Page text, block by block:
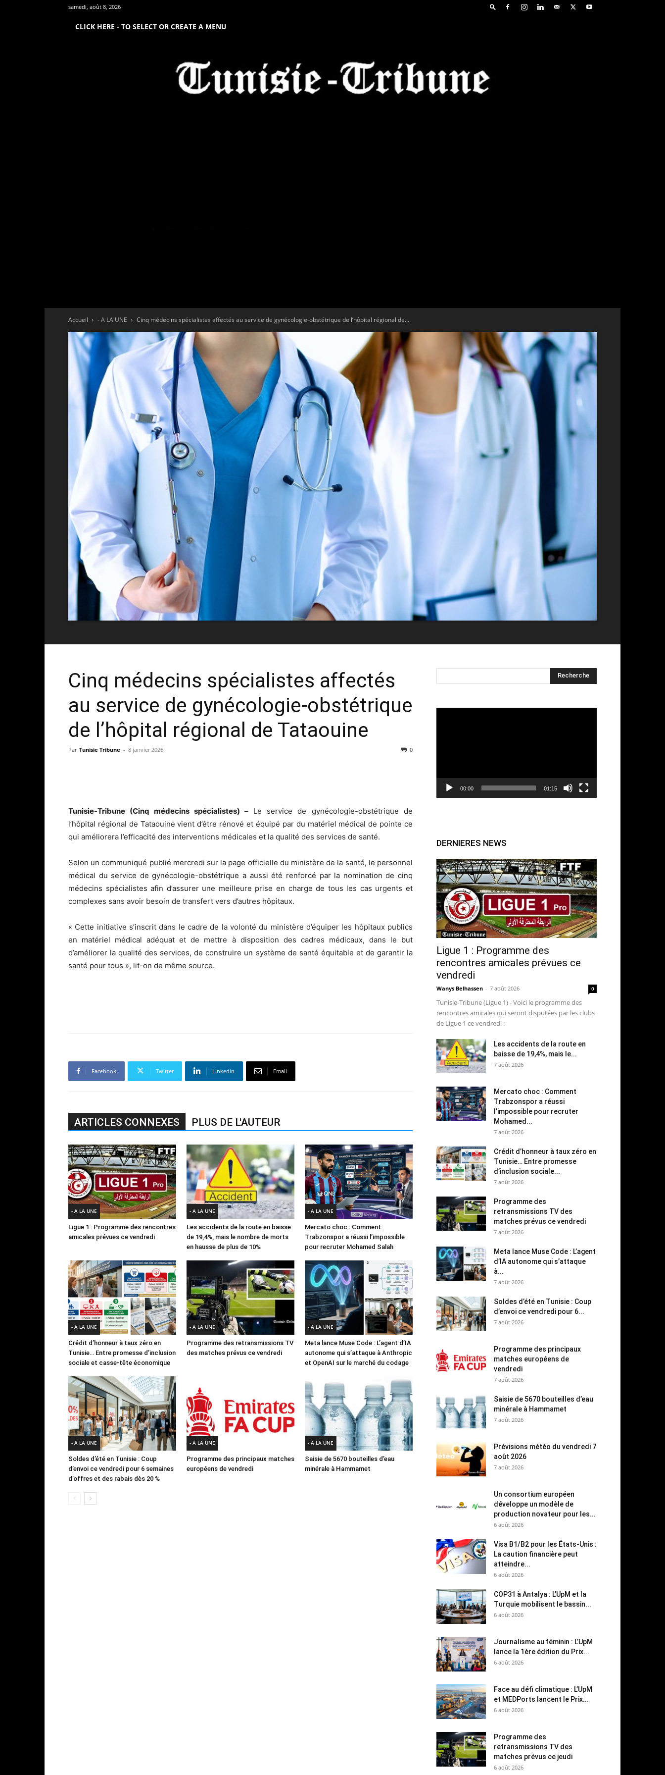
samedi, août 8, 2026
CLICK HERE - TO SELECT OR CREATE A MENU
Accueil - A LA UNE Cinq médecins spécialistes affectés au service de gynécologie-obstétrique de l’hôpital régional de...
Cinq médecins spécialistes affectés
au service de gynécologie-obstétrique
de l’hôpital régional de Tataouine
Par Tunisie Tribune - 8 janvier 2026 0
Tunisie-Tribune (Cinq médecins spécialistes) – Le service de gynécologie-obstétrique de
l’hôpital régional de Tataouine vient d’être rénové et équipé par du matériel médical de pointe ce
qui améliorera l’efficacité des interventions médicales et la qualité des services de santé.
Selon un communiqué publié mercredi sur la page officielle du ministère de la santé, le personnel
médical du service de gynécologie-obstétrique a aussi été renforcé par la nomination de cinq
médecins spécialistes afin d’assurer une meilleure prise en charge de tous les cas urgents et
complexes sans avoir besoin de transfert vers d’autres hôpitaux.
« Cette initiative s’inscrit dans le cadre de la volonté du ministère d’équiper les hôpitaux publics
en matériel médical adéquat et de mettre à disposition des cadres médicaux, dans le but
d’améliorer la qualité des services, de construire un système de santé équitable et de garantir la
santé pour tous », lit-on de même source.
Facebook Twitter Linkedin Email
ARTICLES CONNEXES PLUS DE L'AUTEUR
- A LA UNE
Ligue 1 : Programme des rencontres
amicales prévues ce vendredi
- A LA UNE
Les accidents de la route en baisse
de 19,4%, mais le nombre de morts
en hausse de plus de 10%
- A LA UNE
Mercato choc : Comment
Trabzonspor a réussi l’impossible
pour recruter Mohamed Salah
- A LA UNE
Crédit d’honneur à taux zéro en
Tunisie… Entre promesse d’inclusion
sociale et casse-tête économique
- A LA UNE
Programme des retransmissions TV
des matches prévus ce vendredi
- A LA UNE
Meta lance Muse Code : L’agent d’IA
autonome qui s’attaque à Anthropic
et OpenAI sur le marché du codage
- A LA UNE
Soldes d’été en Tunisie : Coup
d’envoi ce vendredi pour 6 semaines
d’offres et des rabais dès 20 %
- A LA UNE
Programme des principaux matches
européens de vendredi
- A LA UNE
Saisie de 5670 bouteilles d’eau
minérale à Hammamet
00:00 01:15
DERNIERES NEWS
Ligue 1 : Programme des
rencontres amicales prévues ce
vendredi
Wanys Belhassen - 7 août 2026 0
Tunisie-Tribune (Ligue 1) - Voici le programme des
rencontres amicales qui seront disputées par les clubs
de Ligue 1 ce vendredi :
Les accidents de la route en
baisse de 19,4%, mais le...
7 août 2026
Mercato choc : Comment
Trabzonspor a réussi
l’impossible pour recruter
Mohamed...
7 août 2026
Crédit d’honneur à taux zéro en
Tunisie… Entre promesse
d’inclusion sociale...
7 août 2026
Programme des
retransmissions TV des
matches prévus ce vendredi
7 août 2026
Meta lance Muse Code : L’agent
d’IA autonome qui s’attaque
à...
7 août 2026
Soldes d’été en Tunisie : Coup
d’envoi ce vendredi pour 6...
7 août 2026
Programme des principaux
matches européens de
vendredi
7 août 2026
Saisie de 5670 bouteilles d’eau
minérale à Hammamet
7 août 2026
Prévisions météo du vendredi 7
août 2026
7 août 2026
Un consortium européen
développe un modèle de
production novateur pour les...
6 août 2026
Visa B1/B2 pour les États-Unis :
La caution financière peut
atteindre...
6 août 2026
COP31 à Antalya : L’UpM et la
Turquie mobilisent le bassin...
6 août 2026
Journalisme au féminin : L’UpM
lance la 1ère édition du Prix...
6 août 2026
Face au défi climatique : L’UpM
et MEDPorts lancent le Prix...
6 août 2026
Programme des
retransmissions TV des
matches prévus ce jeudi
6 août 2026